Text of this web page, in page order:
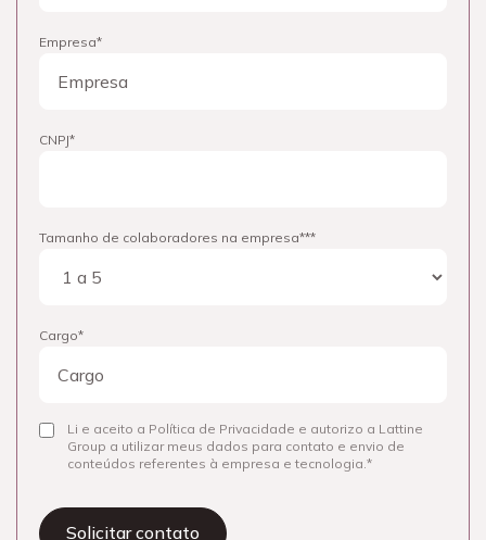
Empresa
CNPJ
Tamanho de colaboradores na empresa**
Cargo
ConsentirLi e aceito a Política de Privacidade e autorizo a Lattine
Group a utilizar meus dados para contato e envio de
conteúdos referentes à empresa e tecnologia.